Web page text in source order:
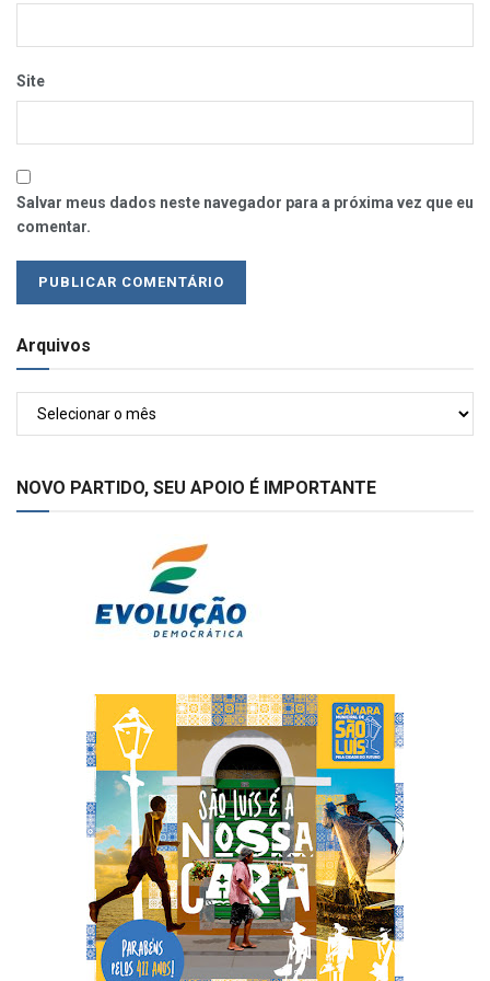
Site
Salvar meus dados neste navegador para a próxima vez que eu
comentar.
Arquivos
NOVO PARTIDO, SEU APOIO É IMPORTANTE